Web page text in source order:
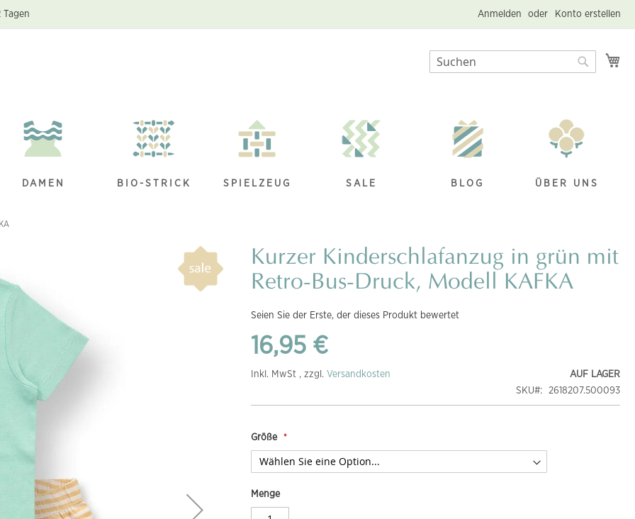
Anmelden Konto erstellen
Tagen
Suche
DAMEN BIO-STRICK SPIELZEUG SALE BLOG ÜBER UNS
Kurzer Kinderschlafanzug in grün mit
Retro-Bus-Druck, Modell KAFKA
Seien Sie der Erste, der dieses Produkt bewertet
16,95 €
AUF LAGER
SKU
2618207.500093
Inkl. MwSt , zzgl. Versandkosten
Größe
Menge